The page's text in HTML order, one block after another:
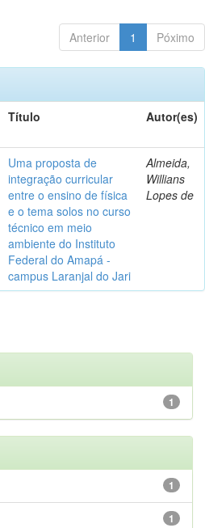
Anterior 1 Póximo
Título Autor(es)
Uma proposta de
integração curricular
entre o ensino de física
e o tema solos no curso
técnico em meio
ambiente do Instituto
Federal do Amapá -
campus Laranjal do Jari
Almeida,
Willians
Lopes de
1
1
1